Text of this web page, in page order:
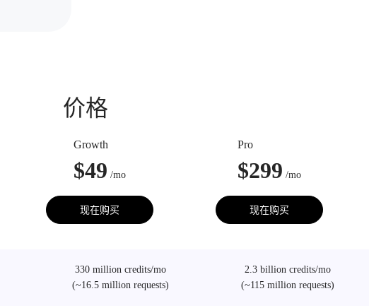
价格
Growth
$49 /mo
现在购买
Pro
$299 /mo
现在购买
330 million credits/mo
(~16.5 million requests)
2.3 billion credits/mo
(~115 million requests)